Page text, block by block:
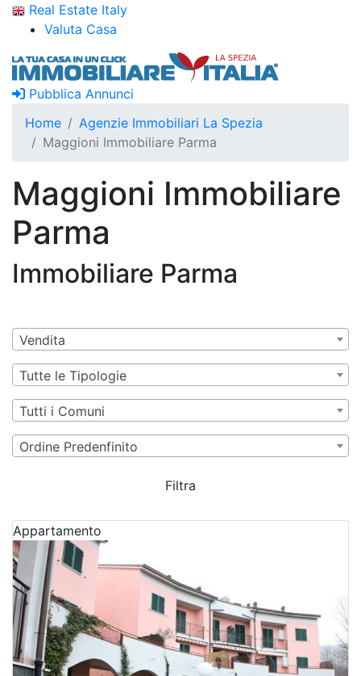
Real Estate Italy
Valuta Casa
Pubblica Annunci
Home
Agenzie Immobiliari La Spezia
Maggioni Immobiliare Parma
Maggioni Immobiliare
Parma
Immobiliare Parma
Vendita
Tutte le Tipologie
Tutti i Comuni
Ordine Predenfinito
Filtra
Appartamento